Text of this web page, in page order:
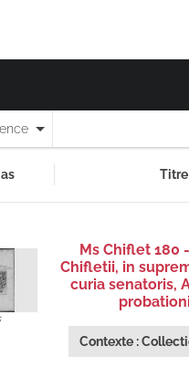
Titre
Ms Chiflet 180
Chifletii, in
curia senatoris,
Contexte :